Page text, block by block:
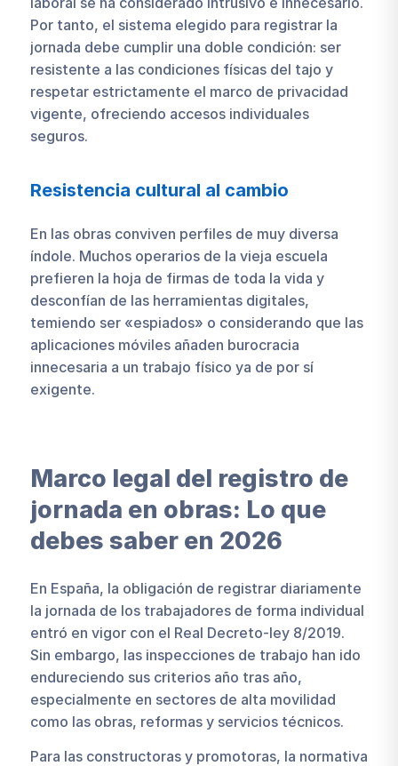
Por tanto, el sistema elegido para registrar la
jornada debe cumplir una doble condición: ser
resistente a las condiciones físicas del tajo y
respetar estrictamente el marco de privacidad
vigente, ofreciendo accesos individuales
seguros.
Resistencia cultural al cambio
En las obras conviven perfiles de muy diversa
índole. Muchos operarios de la vieja escuela
prefieren la hoja de firmas de toda la vida y
desconfían de las herramientas digitales,
temiendo ser «espiados» o considerando que las
aplicaciones móviles añaden burocracia
innecesaria a un trabajo físico ya de por sí
exigente.
Marco legal del registro de
jornada en obras: Lo que
debes saber en 2026
En España, la obligación de registrar diariamente
la jornada de los trabajadores de forma individual
entró en vigor con el Real Decreto-ley 8/2019.
Sin embargo, las inspecciones de trabajo han ido
endureciendo sus criterios año tras año,
especialmente en sectores de alta movilidad
como las obras, reformas y servicios técnicos.
Para las constructoras y promotoras, la normativa